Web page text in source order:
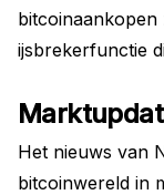
bitcoinaankopen
ijsbrekerfunctie
Het nieuws van
bitcoinwereld in